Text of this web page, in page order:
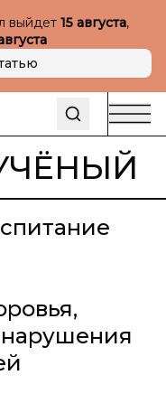
выйдет 15 августа,